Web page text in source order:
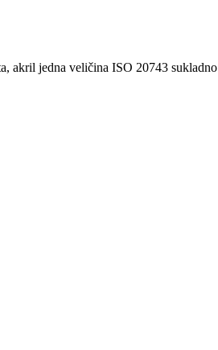
akril jedna veličina ISO 20743 sukladno